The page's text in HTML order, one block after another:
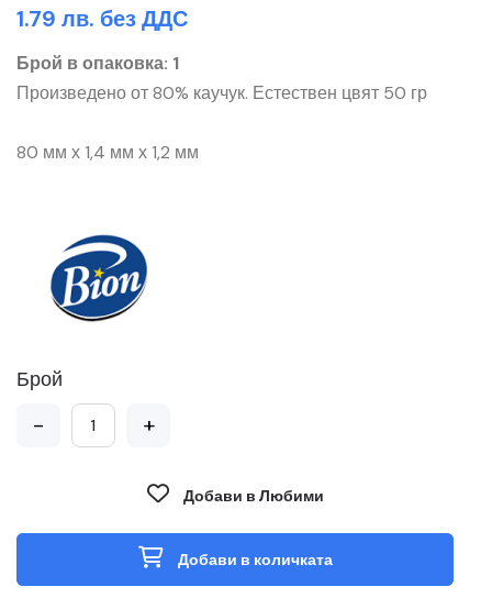
1.79 лв. без ДДС
Брой в опаковка: 1
Произведено от 80% каучук. Естествен цвят 50 гр
80 мм х 1,4 мм х 1,2 мм
Брой
- +
Добави в Любими
Добави в количката